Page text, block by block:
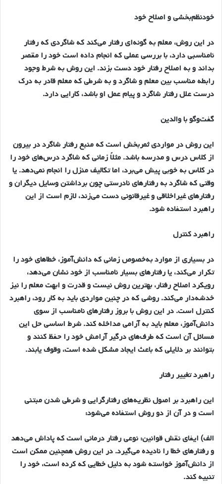
خودنظم‌بخشي و اصلاح خود
در اين روش، معلم به گونه‌اي رفتار مي‌كند كه شاگردي كه رفتار
نامناسبي دارد، با بررسي عملي كه انجام داده است خود را مقصر
بداند و به اصلاح رفتار خود دست بزند. اين روش به شرط وجود
رابطه مناسب بين معلم و شاگرد و به شرطي كه معلم قادر به درك
درست علل رفتار شاگرد و پيام عمل او باشد، كارايي دارد.
گفت‌وگو با والدين
اين روش در مواردي ثمربخش است كه منبع رفتار شاگرد در بيرون
از كلاس درس و مدرسه باشد. مثلاً زماني كه شاگرد درس‌هاي خود را
در كلاس به خوبي پيش مي‌برد، اما تكاليف منزل را انجام نمي‌دهد. يا
وقتي كه شاگرد به رفتارهاي نادرستي چون برداشتن وسايل ديگران و
رفتارهاي غيراخلاقي و غيرقانوني دست مي‌زند، لازم است از اين
راهبرد استفاده شود.
راهبرد كنترل
در بسياري از موارد به‌خصوص زماني كه دانش‌آموز، خطاهاي خود را
تكرار مي‌كند، يا رفتارهاي بسيار نامناسب از خود نشان مي‌دهد،
رويكرد اصلاح رفتار، بهترين روش نيست و قدرت و ابهت معلم را نيز
خدشه‌دار مي‌كند. روشي كه در چنين مواردي بايد به كار رود، راهبرد
كنترل است. در اين روش با بروز رفتارهاي نامناسب از سوي
دانش‌آموز، معلم بايد به آرامي مداخله كند. شرط اساسي حل اين
مسائل آن است كه طرف‌هاي درگير آرامش خود را حفظ كنند و
بتوانند بر دلايلي كه باعث ايجاد مشكل شده است، وقوف يابند.
راهبرد تغيير رفتار
اين راهبرد بر اصول نظريه‌هاي رفتارگرايي و شرطي شدن مبتني
است و در آن از دو روش استفاده مي‌شود:
الف) ايفاي نقش قوانين: نوعي رفتار درماني است كه پاداش مي‌دهد
و رفتارهاي خطا را ناديده مي‌گيرد. در اين روش همچنين ممكن است
از دانش‌آموز خواسته شود به دليل خطايي كه كرده است، خود را
تنبيه كند.